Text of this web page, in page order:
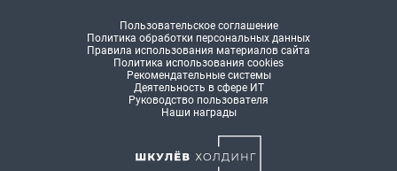
Пользовательское соглашение
Политика обработки персональных данных
Правила использования материалов сайта
Политика использования cookies
Рекомендательные системы
Деятельность в сфере ИТ
Руководство пользователя
Наши награды